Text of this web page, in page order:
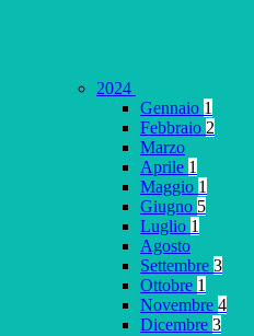
2024
Gennaio 1
Febbraio 2
Marzo
Aprile 1
Maggio 1
Giugno 5
Luglio 1
Agosto
Settembre 3
Ottobre 1
Novembre 4
Dicembre 3